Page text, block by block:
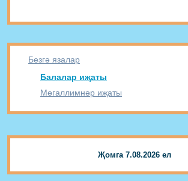
Безгә язалар
Балалар иҗаты
Мөгаллимнәр иҗаты
Җомга 7.08.2026 ел